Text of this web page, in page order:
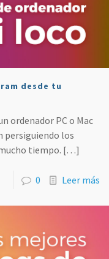
desde tu
ordenador PC o Mac
persiguiendo los
tiempo. […]
0 Leer más